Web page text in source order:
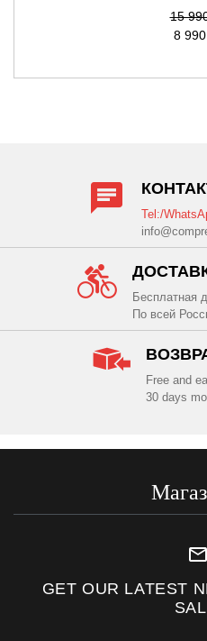
15
8
Tel:/
Бесплатная
По всей
Free and
30 days
mail_outline
GET OUR LATEST